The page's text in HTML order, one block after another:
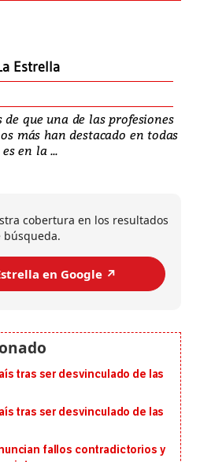
Estrella
de que una de las profesiones
más han destacado en todas
en la ...
cobertura en los resultados
búsqueda.
en Google ↗️
tras ser desvinculado de las
tras ser desvinculado de las
fallos contradictorios y